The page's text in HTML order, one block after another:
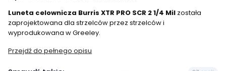
Luneta celownicza Burris XTR PRO SCR 2 1/4 Mil została
zaprojektowana dla strzelców przez strzelców i
wyprodukowana w Greeley.
Przejdź do pełnego opisu